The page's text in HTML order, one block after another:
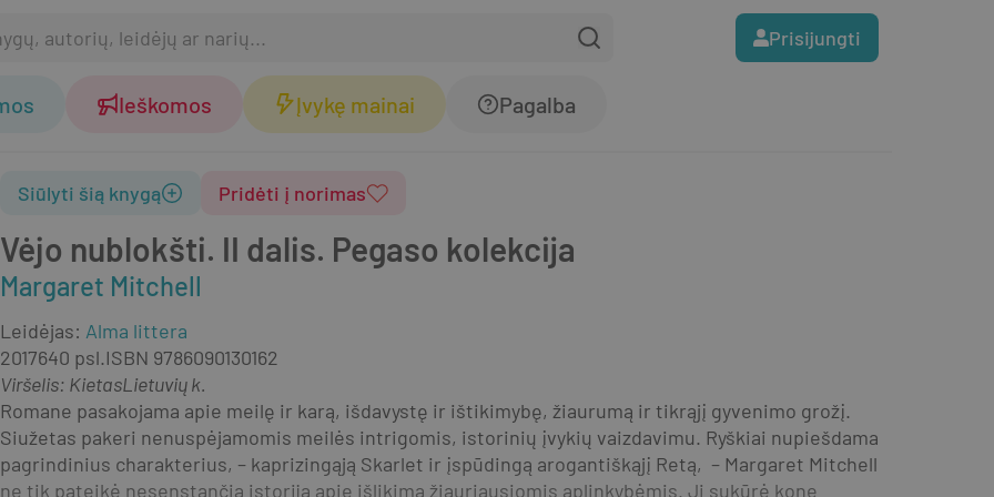
Prisijungti
Ieškomos Įvykę mainai Pagalba
Vėjo nublokšti. II dalis. Pegaso kolekcija
Margaret Mitchell
Siūlyti šią knygą Pridėti į norimas
Leidėjas: Alma littera
2017640 psl.ISBN 9786090130162
Viršelis: KietasLietuvių k.
Romane pasakojama apie meilę ir karą, išdavystę ir ištikimybę, žiaurumą ir tikrąjį gyvenimo grožį.
Siužetas pakeri nenuspėjamomis meilės intrigomis, istorinių įvykių vaizdavimu. Ryškiai nupiešdama
pagrindinius charakterius, – kaprizingąją Skarlet ir įspūdingą arogantiškąjį Retą,  – Margaret Mitchell
ne tik pateikė nesenstančią istoriją apie išlikimą žiauriausiomis aplinkybėmis. Ji sukūrė kone